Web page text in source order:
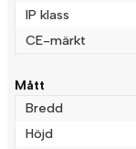
IP klass
CE-märkt
Mått
Bredd
Höjd